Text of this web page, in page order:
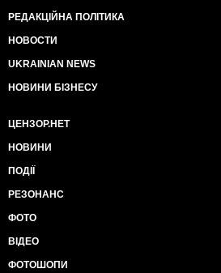
РЕДАКЦІЙНА ПОЛІТИКА
НОВОСТИ
UKRAINIAN NEWS
НОВИНИ БІЗНЕСУ
ЦЕНЗОР.НЕТ
НОВИНИ
ПОДІЇ
РЕЗОНАНС
ФОТО
ВІДЕО
ФОТОШОПИ